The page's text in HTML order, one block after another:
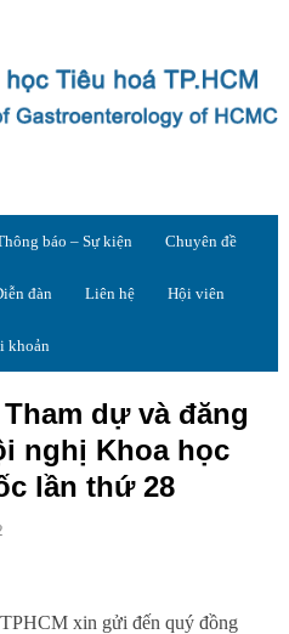
báo – Sự kiện Chuyên đề
đàn Liên hệ Hội viên
khoản
dự và đăng
nghị Khoa học
lần thứ 28
xin gửi đến quý đồng